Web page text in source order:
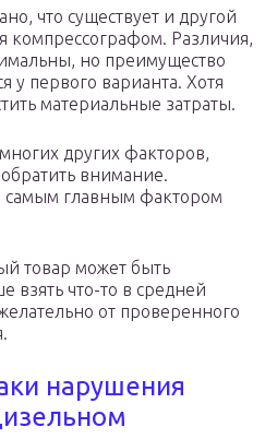
что существует и другой
Различия,
но преимущество
у первого варианта. Хотя
материальные затраты.
других факторов,
внимание.
главным фактором
товар может быть
взять что-то в средней
от проверенного
нарушения